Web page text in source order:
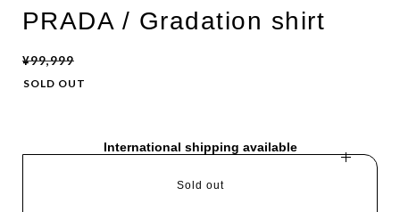
PRADA / Gradation shirt
¥99,999
SOLD OUT
International shipping available
Sold out